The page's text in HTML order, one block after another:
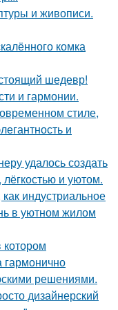
и живописи.
комка
шедевр!
и гармонии.
стиле,
и
удалось создать
и уютом.
индустриальное
в уютном жилом
котором
гармонично
решениями.
дизайнерский